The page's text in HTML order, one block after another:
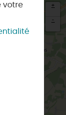
+
-
votre